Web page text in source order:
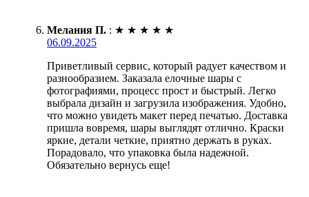
Мелания П. : ★ ★ ★ ★ ★
06.09.2025
Приветливый сервис, который радует качеством и
разнообразием. Заказала елочные шары с
фотографиями, процесс прост и быстрый. Легко
выбрала дизайн и загрузила изображения. Удобно,
что можно увидеть макет перед печатью. Доставка
пришла вовремя, шары выглядят отлично. Краски
яркие, детали четкие, приятно держать в руках.
Порадовало, что упаковка была надежной.
Обязательно вернусь еще!